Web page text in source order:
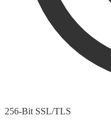
256-Bit SSL/TLS